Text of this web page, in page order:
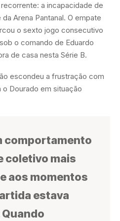
a incapacidade de
Arena Pantanal. O empate
o sexto jogo consecutivo
o comando de Eduardo
de casa nesta Série B.
escondeu a frustração com
Dourado em situação
comportamento
coletivo mais
aos momentos
estava